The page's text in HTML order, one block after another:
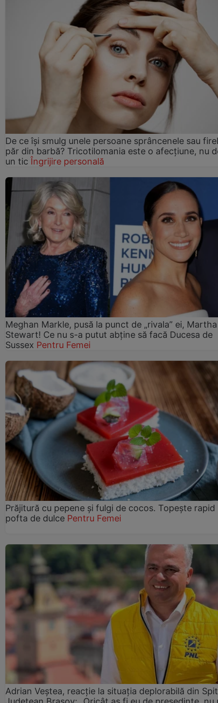
De ce își smulg unele persoane sprâncenele sau
păr din barbă? Tricotilomania este o afecțiune, nu
un tic Îngrijire personală
Meghan Markle, pusă la punct de „rivala” ei, Martha
Stewart! Ce nu s-a putut abține să facă Ducesa de
Sussex Pentru Femei
Prăjitură cu pepene şi fulgi de cocos. Topește rapid
pofta de dulce Pentru Femei
Adrian Veștea, reacție la situația deplorabilă din